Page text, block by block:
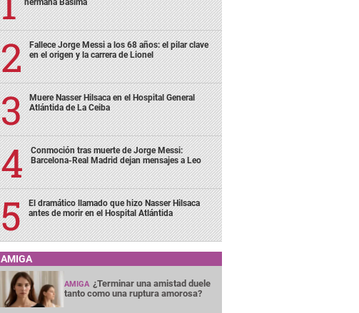
Fallece Jorge Messi a los 68 años: el pilar clave
en el origen y la carrera de Lionel
Muere Nasser Hilsaca en el Hospital General
Atlántida de La Ceiba
Conmoción tras muerte de Jorge Messi:
Barcelona-Real Madrid dejan mensajes a Leo
El dramático llamado que hizo Nasser Hilsaca
antes de morir en el Hospital Atlántida
AMIGA
AMIGA ¿Terminar una amistad duele
tanto como una ruptura amorosa?